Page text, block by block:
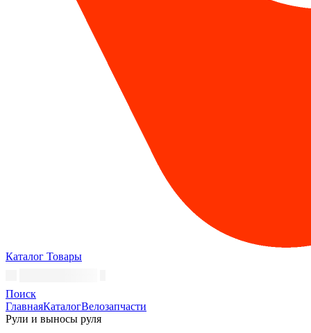
Каталог Товары
Поиск
ГлавнаяКаталогВелозапчасти
Рули и выносы руля